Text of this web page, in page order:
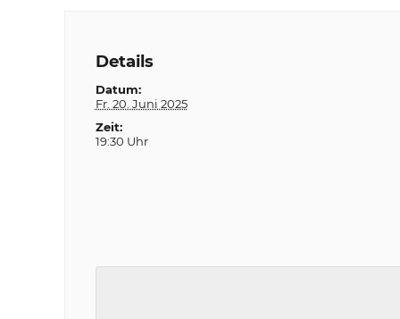
Details
Datum:
Fr. 20. Juni 2025
Zeit:
19:30 Uhr